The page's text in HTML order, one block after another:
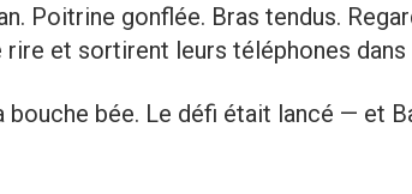
Poitrine gonflée. Bras tendus.
rire et sortirent leurs téléphones dans
bouche bée. Le défi était lancé — et